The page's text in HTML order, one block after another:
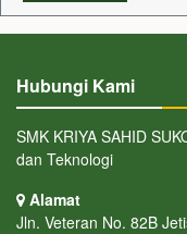
Hubungi Kami
SMK KRIYA SAHID
dan Teknologi
Alamat
Jln. Veteran No. 82B